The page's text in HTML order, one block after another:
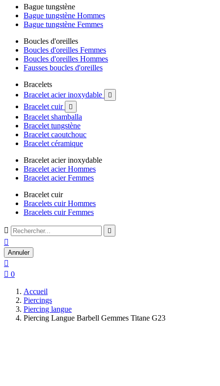
Bague tungstène
Bague tungstène Hommes
Bague tungstène Femmes
Boucles d'oreilles
Boucles d'oreilles Femmes
Boucles d'oreilles Hommes
Fausses boucles d'oreilles
Bracelets
Bracelet acier inoxydable

Bracelet cuir 
Bracelet shamballa
Bracelet tungstène
Bracelet caoutchouc
Bracelet céramique
Bracelet acier inoxydable
Bracelet acier Hommes
Bracelet acier Femmes
Bracelet cuir
Bracelets cuir Hommes
Bracelets cuir Femmes
 

Annuler

 0
Accueil
Piercings
Piercing langue
Piercing Langue Barbell Gemmes Titane G23